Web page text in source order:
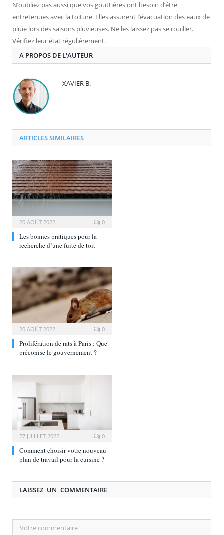
N’oubliez pas aussi que vos gouttières ont besoin d’être
entretenues avec la toiture. Elles assurent l’évacuation des eaux de
pluie lors des saisons pluvieuses. Ne les laissez pas se rouiller.
Vérifiez leur état régulièrement.
A PROPOS DE L'AUTEUR
XAVIER B.
ARTICLES SIMILAIRES
20 AOÛT 2022 0
Les bonnes pratiques pour la
recherche d’une fuite de toit
20 AOÛT 2022 0
Prolifération de rats à Paris : Que
préconise le gouvernement ?
27 JUILLET 2022 0
Comment choisir votre nouveau
plan de travail pour la cuisine ?
LAISSEZ UN COMMENTAIRE